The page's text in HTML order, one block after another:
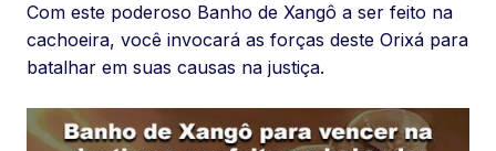
Com este poderoso Banho de Xangô a ser feito na
cachoeira, você invocará as forças deste Orixá para
batalhar em suas causas na justiça.